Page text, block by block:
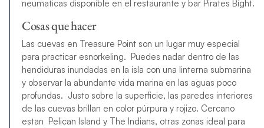
neumaticas disponible en el restaurante y bar Pirates Bight.
Cosas que hacer
Las cuevas en Treasure Point son un lugar muy especial
para practicar esnorkeling. Puedes nadar dentro de las
hendiduras inundadas en la isla con una linterna submarina
y observar la abundante vida marina en las aguas poco
profundas. Justo sobre la superficie, las paredes interiores
de las cuevas brillan en color púrpura y rojizo. Cercano
estan Pelican Island y The Indians, otras zonas ideal para